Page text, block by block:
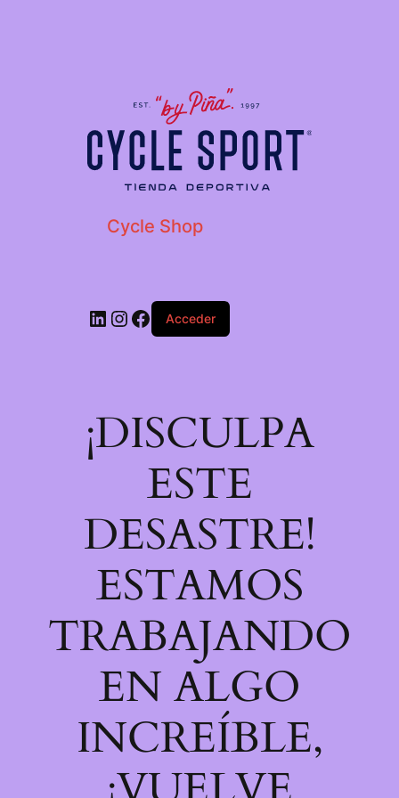
Cycle Shop
Acceder
¡DISCULPA
ESTE
DESASTRE!
ESTAMOS
TRABAJANDO
EN ALGO
INCREÍBLE,